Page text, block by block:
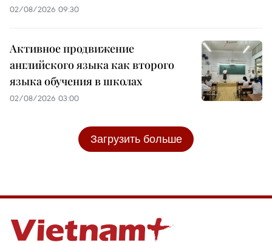
02/08/2026 09:30
Активное продвижение
английского языка как второго
языка обучения в школах
02/08/2026 03:00
Загрузить больше